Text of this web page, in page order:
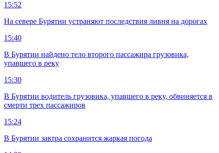
15:52
На севере Бурятии устраняют последствия ливня на дорогах
15:40
В Бурятии найдено тело второго пассажира грузовика,
упавшего в реку
15:30
В Бурятии водитель грузовика, упавшего в реку, обвиняется в
смерти трех пассажиров
15:24
В Бурятии завтра сохранится жаркая погода